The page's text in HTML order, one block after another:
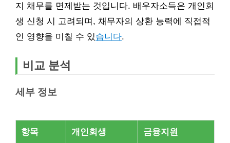
지 채무를 면제받는 것입니다. 배우자소득은 개인회
생 신청 시 고려되며, 채무자의 상환 능력에 직접적
인 영향을 미칠 수 있습니다.
비교 분석
세부 정보
항목 개인회생 금융지원